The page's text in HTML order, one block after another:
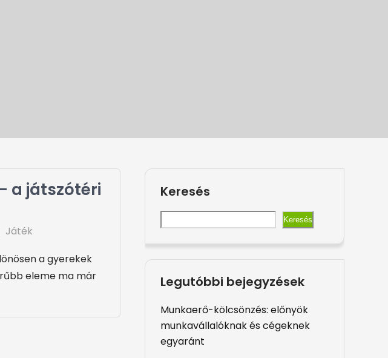
a játszótéri
Játék
a gyerekek
eleme ma már
Keresés
Keresés
Legutóbbi bejegyzések
Munkaerő-kölcsönzés: előnyök
munkavállalóknak és cégeknek
egyaránt